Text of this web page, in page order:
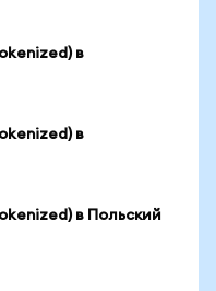
в
в
в Польский